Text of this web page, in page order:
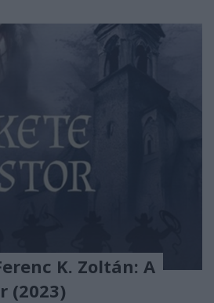
K. Zoltán: A
(2023)